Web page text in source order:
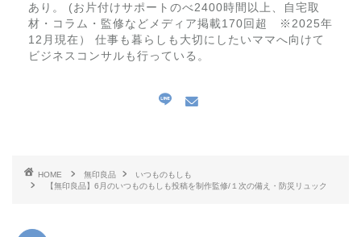
あり。 (お片付けサポートのべ2400時間以上、自宅取
材・コラム・監修などメディア掲載170回超 ※2025年
12月現在） 仕事も暮らしも大切にしたいママへ向けて
ビジネスコンサルも行っている。
HOME 無印良品
いつものもしも
【無印良品】6月のいつものもしも投稿を制作監修/１次の備え・防災リュック